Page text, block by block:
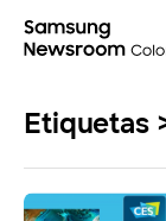
Etiquetas